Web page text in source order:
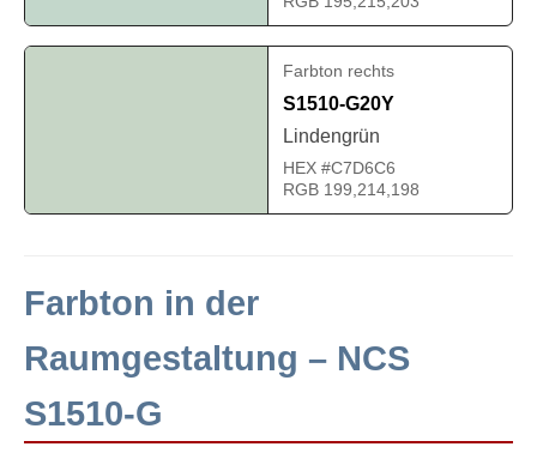
Farbton rechts
S1510-G20Y
Lindengrün
HEX #C7D6C6
RGB 199,214,198
Farbton in der
Raumgestaltung – NCS
S1510-G